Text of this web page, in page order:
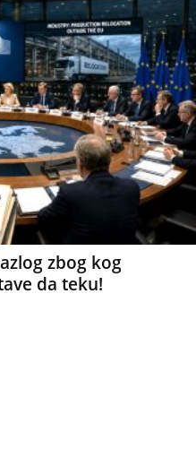
zbog kog
da teku!